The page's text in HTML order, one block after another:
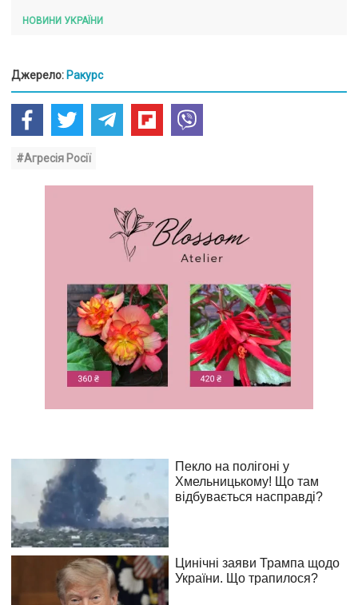
НОВИНИ УКРАЇНИ
Джерело: Ракурс
#Агресія Росії